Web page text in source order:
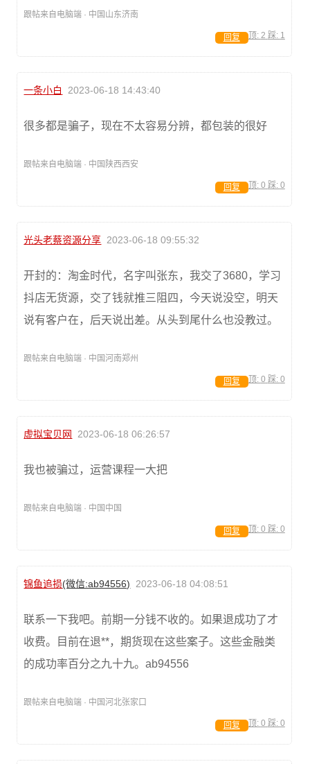
跟帖来自电脑端 · 中国山东济南
顶: 2 踩: 1
回复
一条小白 2023-06-18 14:43:40
很多都是骗子，现在不太容易分辨，都包装的很好
跟帖来自电脑端 · 中国陕西西安
顶: 0 踩: 0
回复
光头老蔡资源分享 2023-06-18 09:55:32
开封的：淘金时代，名字叫张东，我交了3680，学习
抖店无货源，交了钱就推三阻四，今天说没空，明天
说有客户在，后天说出差。从头到尾什么也没教过。
跟帖来自电脑端 · 中国河南郑州
顶: 0 踩: 0
回复
虚拟宝贝网 2023-06-18 06:26:57
我也被骗过，运营课程一大把
跟帖来自电脑端 · 中国中国
顶: 0 踩: 0
回复
锦鱼追损(微信:ab94556) 2023-06-18 04:08:51
联系一下我吧。前期一分钱不收的。如果退成功了才
收费。目前在退**，期货现在这些案子。这些金融类
的成功率百分之九十九。ab94556
跟帖来自电脑端 · 中国河北张家口
顶: 0 踩: 0
回复